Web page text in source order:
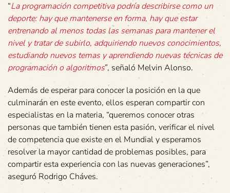
“La programación competitiva podría describirse como un
deporte: hay que mantenerse en forma, hay que estar
entrenando al menos todas las semanas para mantener el
nivel y tratar de subirlo, adquiriendo nuevos conocimientos,
estudiando nuevos temas y aprendiendo nuevas técnicas de
programación o algoritmos”, señaló Melvin Alonso.
Además de esperar para conocer la posición en la que
culminarán en este evento, ellos esperan compartir con
especialistas en la materia, “queremos conocer otras
personas que también tienen esta pasión, verificar el nivel
de competencia que existe en el Mundial y esperamos
resolver la mayor cantidad de problemas posibles, para
compartir esta experiencia con las nuevas generaciones”,
aseguró Rodrigo Cháves.